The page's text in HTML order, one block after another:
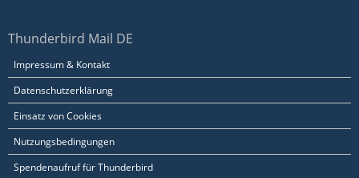
Thunderbird Mail DE
Impressum & Kontakt
Datenschutzerklärung
Einsatz von Cookies
Nutzungsbedingungen
Spendenaufruf für Thunderbird